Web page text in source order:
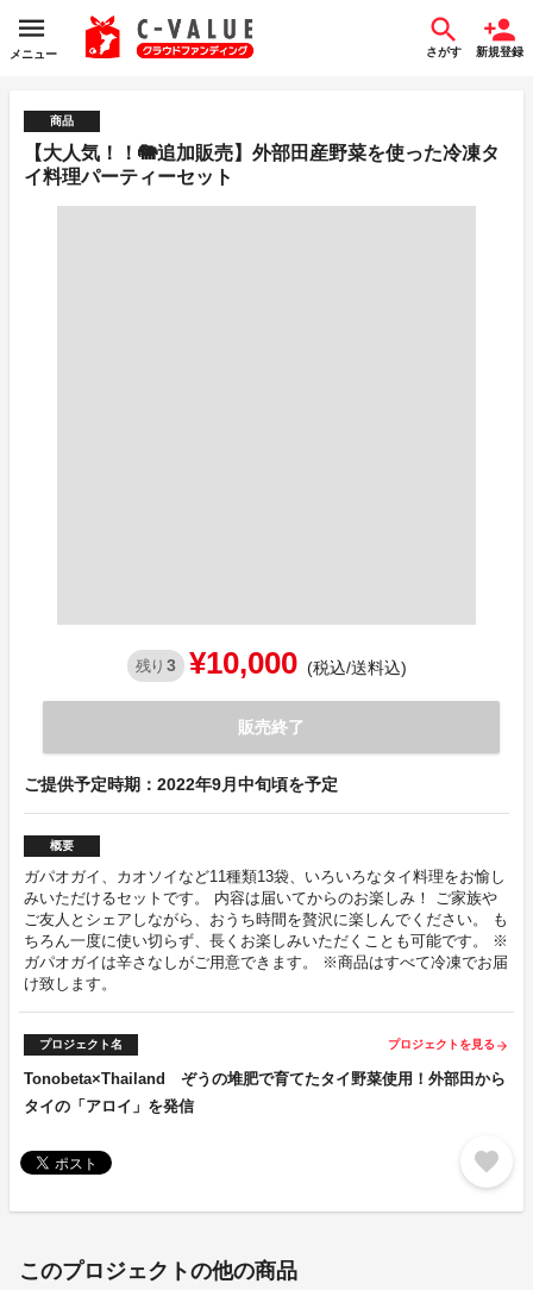
メニュー さがす 新規登録
商品
【大人気！！🐘追加販売】外部田産野菜を使った冷凍タ
イ料理パーティーセット
残り 3 ¥10,000 (税込/送料込)
販売終了
ご提供予定時期：2022年9月中旬頃を予定
概要
ガパオガイ、カオソイなど11種類13袋、いろいろなタイ料理をお愉し
みいただけるセットです。 内容は届いてからのお楽しみ！ ご家族や
ご友人とシェアしながら、おうち時間を贅沢に楽しんでください。 も
ちろん一度に使い切らず、長くお楽しみいただくことも可能です。 ※
ガパオガイは辛さなしがご用意できます。 ※商品はすべて冷凍でお届
け致します。
プロジェクト名 プロジェクトを見る arrow_forward
Tonobeta×Thailand ぞうの堆肥で育てたタイ野菜使用！外部田から
タイの「アロイ」を発信
favorite
このプロジェクトの他の商品